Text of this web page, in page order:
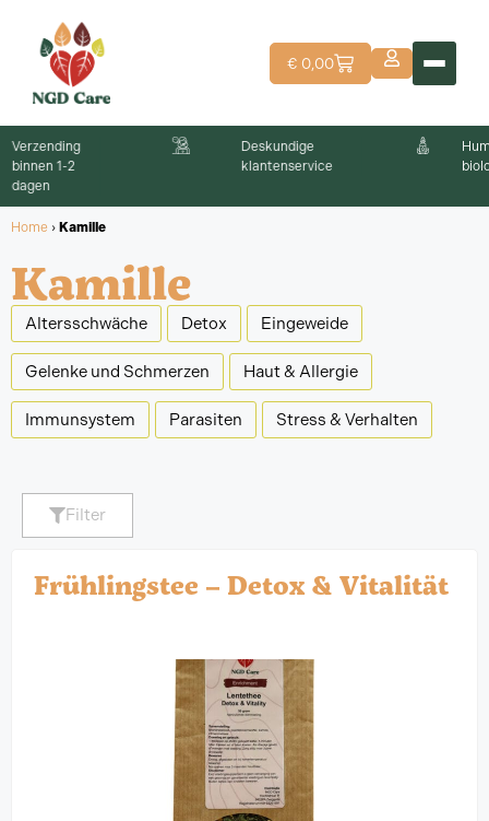
€ 0,00
Deskundige
Humane-grade,
biologische
Home › Kamille
Kamille
Altersschwäche Detox Eingeweide
Gelenke und Schmerzen Haut & Allergie
Immunsystem Parasiten Stress & Verhalten
Filter
Frühlingstee – Detox & Vitalität